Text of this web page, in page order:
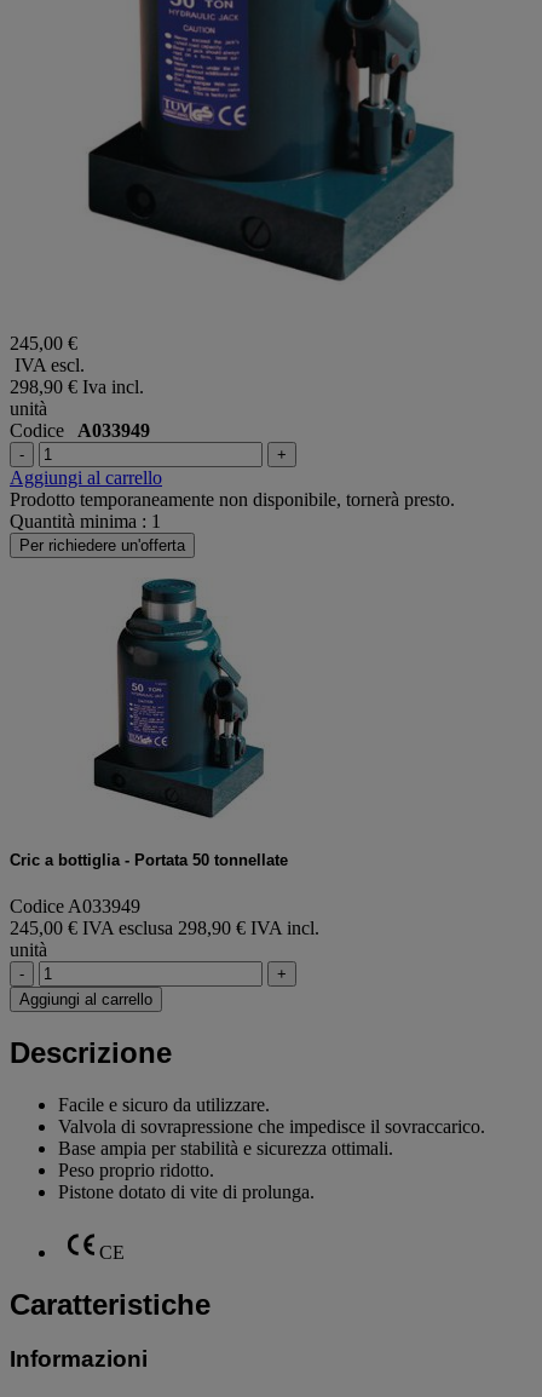
245,00 €
IVA escl.
298,90 € Iva incl.
unità
Codice A033949
- +
Aggiungi al carrello
Prodotto temporaneamente non disponibile, tornerà presto.
Quantità minima : 1
Per richiedere un'offerta
Cric a bottiglia - Portata 50 tonnellate
Codice A033949
245,00 € IVA esclusa 298,90 € IVA incl.
unità
-
+
Aggiungi al carrello
Descrizione
Facile e sicuro da utilizzare.
Valvola di sovrapressione che impedisce il sovraccarico.
Base ampia per stabilità e sicurezza ottimali.
Peso proprio ridotto.
Pistone dotato di vite di prolunga.
CE
Caratteristiche
Informazioni